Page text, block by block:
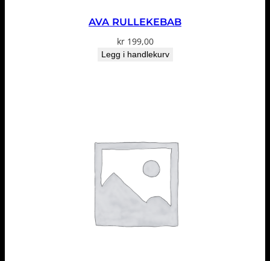
AVA RULLEKEBAB
kr199,00
Legg i handlekurv